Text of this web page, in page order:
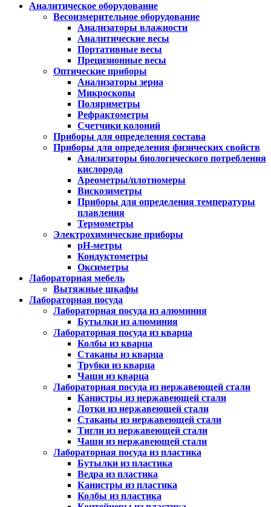
Аналитическое оборудование
Весоизмерительное оборудование
Анализаторы влажности
Аналитические весы
Портативные весы
Прецизионные весы
Оптические приборы
Анализаторы зерна
Микроскопы
Поляриметры
Рефрактометры
Счетчики колоний
Приборы для определения состава
Приборы для определения физических свойств
Анализаторы биологического потребления
кислорода
Ареометры/плотномеры
Вискозиметры
Приборы для определения температуры
плавления
Термометры
Электрохимические приборы
pH-метры
Кондуктометры
Оксиметры
Лабораторная мебель
Вытяжные шкафы
Лабораторная посуда
Лабораторная посуда из алюминия
Бутылки из алюминия
Лабораторная посуда из кварца
Колбы из кварца
Стаканы из кварца
Трубки из кварца
Чаши из кварца
Лабораторная посуда из нержавеющей стали
Канистры из нержавеющей стали
Лотки из нержавеющей стали
Стаканы из нержавеющей стали
Тигли из нержавеющей стали
Чаши из нержавеющей стали
Лабораторная посуда из пластика
Бутылки из пластика
Ведра из пластика
Канистры из пластика
Колбы из пластика